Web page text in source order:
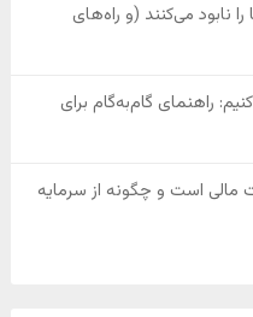
را نابود می‌کنند (و راه‌های
راهنمای گام‌به‌گام برای
است و چگونه از سرمایه